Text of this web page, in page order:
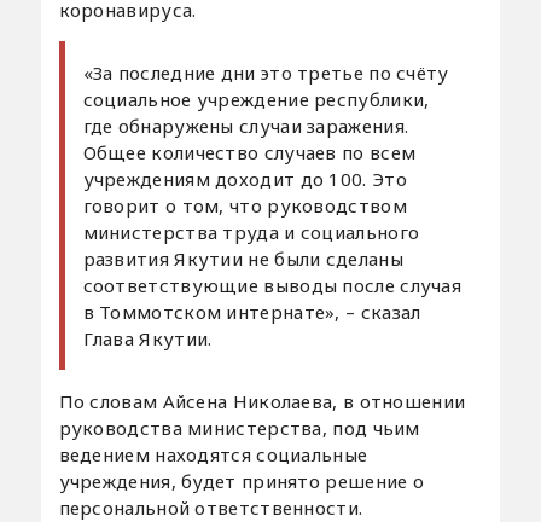
коронавируса.
«За последние дни это третье по счёту
социальное учреждение республики,
где обнаружены случаи заражения.
Общее количество случаев по всем
учреждениям доходит до 100. Это
говорит о том, что руководством
министерства труда и социального
развития Якутии не были сделаны
соответствующие выводы после случая
в Томмотском интернате», – сказал
Глава Якутии.
По словам Айсена Николаева, в отношении
руководства министерства, под чьим
ведением находятся социальные
учреждения, будет принято решение о
персональной ответственности.